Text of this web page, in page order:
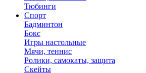
Тюбинги
Спорт
Бадминтон
Бокс
Игры настольные
Мячи, теннис
Ролики, самокаты, защита
Скейты